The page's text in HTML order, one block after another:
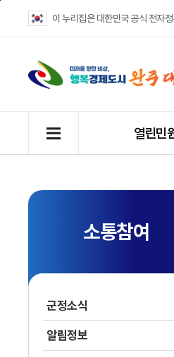
이 누리집은 대한민국 공식 전자
열린민
소통참여
군정소식
알림정보